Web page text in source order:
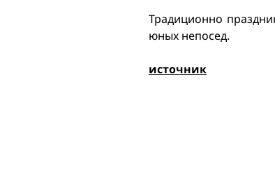
Традиционно
юных непосед.
источник